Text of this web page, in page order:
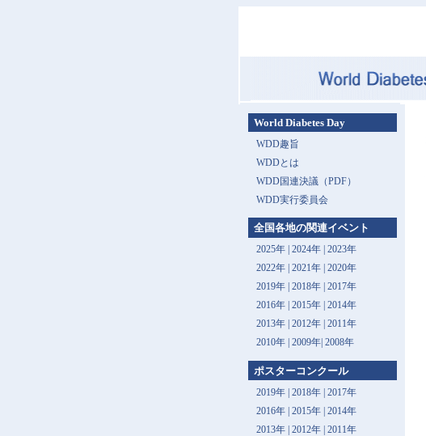
World Diabetes Day
WDD趣旨
WDDとは
WDD国連決議（PDF）
WDD実行委員会
全国各地の関連イベント
2025年| 2024年| 2023年
2022年| 2021年| 2020年
2019年| 2018年| 2017年
2016年| 2015年| 2014年
2013年 | 2012年| 2011年
2010年| 2009年| 2008年
ポスターコンクール
2019年 | 2018年 | 2017年
2016年 | 2015年 | 2014年
2013年 | 2012年 | 2011年